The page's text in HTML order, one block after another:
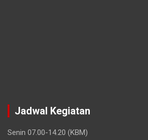
Jadwal Kegiatan
Senin 07.00-14.20 (KBM)